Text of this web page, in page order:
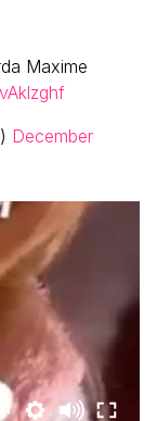
Maxime
December